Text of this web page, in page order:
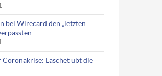
bei Wirecard den „letzten
Laschet übt die